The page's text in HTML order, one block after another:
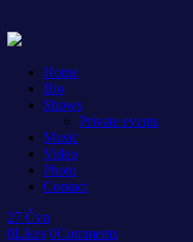
Home
Bio
Shows
Private events
Music
Video
Photo
Contact
27 Čvn
0Likes 0Comments